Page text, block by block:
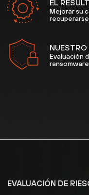
EL
Mejorar su
Evaluación
ransomware
EVALUACIÓN DE